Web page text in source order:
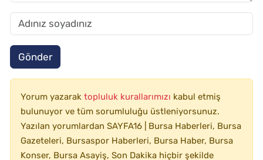
Gönder
Yorum yazarak topluluk kurallarımızı kabul etmiş
bulunuyor ve tüm sorumluluğu üstleniyorsunuz.
Yazılan yorumlardan SAYFA16 | Bursa Haberleri, Bursa
Gazeteleri, Bursaspor Haberleri, Bursa Haber, Bursa
Konser, Bursa Asayiş, Son Dakika hiçbir şekilde